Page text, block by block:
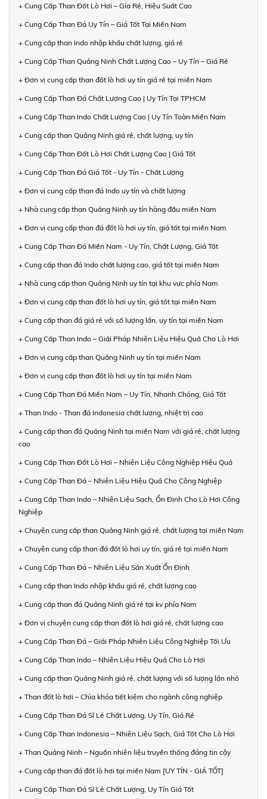
+ Cung Cấp Than Đốt Lò Hơi – Gía Rẻ, Hiệu Suất Cao
+ Cung Cấp Than Đá Uy Tín – Giá Tốt Tại Miền Nam
+ Cung cấp than Indo nhập khẩu chất lượng, giá rẻ
+ Cung Cấp Than Quảng Ninh Chất Lượng Cao – Uy Tín – Giá Rẻ
+ Đơn vị cung cấp than đốt lò hơi uy tín giá rẻ tại miền Nam
+ Cung Cấp Than Đá Chất Lượng Cao | Uy Tín Tại TPHCM
+ Cung Cấp Than Indo Chất Lượng Cao | Uy Tín Toàn Miền Nam
+ Cung cấp than Quảng Ninh giá rẻ, chất lượng, uy tín
+ Cung Cấp Than Đốt Lò Hơi Chất Lượng Cao | Giá Tốt
+ Cung Cấp Than Đá Giá Tốt - Uy Tín - Chất Lượng
+ Đơn vị cung cấp than đá Indo uy tín và chất lượng
+ Nhà cung cấp than Quảng Ninh uy tín hàng đầu miền Nam
+ Đơn vị cung cấp than đá đốt lò hơi uy tín, giá tốt tại miền Nam
+ Cung Cấp Than Đá Miền Nam - Uy Tín, Chất Lượng, Giá Tốt
+ Cung cấp than đá Indo chất lượng cao, giá tốt tại miền Nam
+ Nhà cung cấp than Quảng Ninh uy tín tại khu vực phía Nam
+ Đơn vị cung cấp than đốt lò hơi uy tín, giá tốt tại miền Nam
+ Cung cấp than đá giá rẻ với số lượng lớn, uy tín tại miền Nam
+ Cung Cấp Than Indo – Giải Pháp Nhiên Liệu Hiệu Quả Cho Lò Hơi
+ Đơn vị cung cấp than Quảng Ninh uy tín tại miền Nam
+ Đơn vị cung cấp than đốt lò hơi uy tín tại miền Nam
+ Cung Cấp Than Đá Miền Nam – Uy Tín, Nhanh Chóng, Giá Tốt
+ Than Indo - Than đá Indonesia chất lượng, nhiệt trị cao
+ Cung cấp than đá Quảng Ninh tại miền Nam với giá rẻ, chất lượng
cao
+ Cung Cấp Than Đốt Lò Hơi – Nhiên Liệu Công Nghiệp Hiệu Quả
+ Cung Cấp Than Đá – Nhiên Liệu Hiệu Quả Cho Công Nghiệp
+ Cung Cấp Than Indo – Nhiên Liệu Sạch, Ổn Định Cho Lò Hơi Công
Nghiệp
+ Chuyên cung cấp than Quảng Ninh giá rẻ, chất lượng tại miền Nam
+ Chuyên cung cấp than đá đốt lò hơi uy tín, giá rẻ tại miền Nam
+ Cung Cấp Than Đá – Nhiên Liệu Sản Xuất Ổn Định
+ Cung cấp than Indo nhập khẩu giá rẻ, chất lượng cao
+ Cung cấp than đá Quảng Ninh giá rẻ tại kv phía Nam
+ Đơn vị chuyên cung cấp than đốt lò hơi giá rẻ, chất lượng cao
+ Cung Cấp Than Đá – Giải Pháp Nhiên Liệu Công Nghiệp Tối Ưu
+ Cung Cấp Than Indo – Nhiên Liệu Hiệu Quả Cho Lò Hơi
+ Cung cấp than Quảng Ninh giá rẻ, chất lượng với số lượng lớn nhỏ
+ Than đốt lò hơi – Chìa khóa tiết kiệm cho ngành công nghiệp
+ Cung Cấp Than Đá Sỉ Lẻ Chất Lượng, Uy Tín, Giá Rẻ
+ Cung Cấp Than Indonesia – Nhiên Liệu Sạch, Giá Tốt Cho Lò Hơi
+ Than Quảng Ninh – Nguồn nhiên liệu truyền thống đáng tin cậy
+ Cung cấp than đá đốt lò hơi tại miền Nam [UY TÍN - GIÁ TỐT]
+ Cung Cấp Than Đá Sỉ Lẻ Chất Lượng, Uy Tín Giá Tốt